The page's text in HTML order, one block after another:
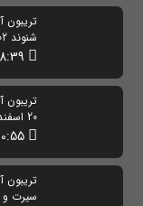
تریبون
شنوند 02 21 اسفند 1403
تریبون
20 اسفند 1403
تریبون
سیرت و چهره